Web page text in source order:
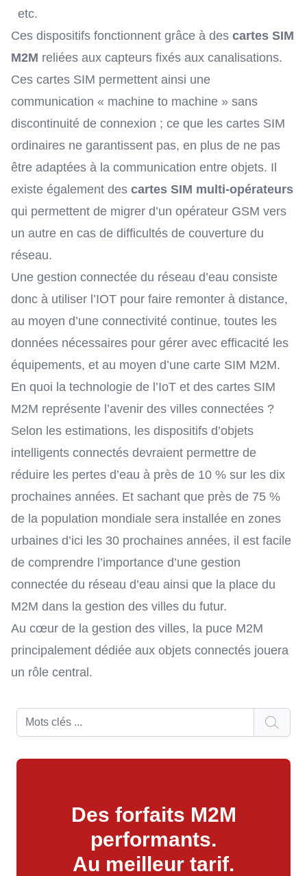
etc.
Ces dispositifs fonctionnent grâce à des cartes SIM
M2M reliées aux capteurs fixés aux canalisations.
Ces cartes SIM permettent ainsi une
communication « machine to machine » sans
discontinuité de connexion ; ce que les cartes SIM
ordinaires ne garantissent pas, en plus de ne pas
être adaptées à la communication entre objets. Il
existe également des cartes SIM multi-opérateurs
qui permettent de migrer d’un opérateur GSM vers
un autre en cas de difficultés de couverture du
réseau.
Une gestion connectée du réseau d’eau consiste
donc à utiliser l’IOT pour faire remonter à distance,
au moyen d’une connectivité continue, toutes les
données nécessaires pour gérer avec efficacité les
équipements, et au moyen d’une carte SIM M2M.
En quoi la technologie de l’IoT et des cartes SIM
M2M représente l’avenir des villes connectées ?
Selon les estimations, les dispositifs d’objets
intelligents connectés devraient permettre de
réduire les pertes d’eau à près de 10 % sur les dix
prochaines années. Et sachant que près de 75 %
de la population mondiale sera installée en zones
urbaines d’ici les 30 prochaines années, il est facile
de comprendre l’importance d’une gestion
connectée du réseau d’eau ainsi que la place du
M2M dans la gestion des villes du futur.
Au cœur de la gestion des villes, la puce M2M
principalement dédiée aux objets connectés jouera
un rôle central.
Des forfaits M2M
performants.
Au meilleur tarif.